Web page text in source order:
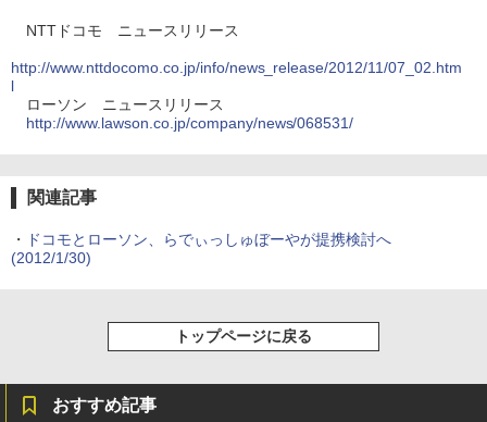
NTTドコモ ニュースリリース
http://www.nttdocomo.co.jp/info/news_release/2012/11/07_02.htm
l
ローソン ニュースリリース
http://www.lawson.co.jp/company/news/068531/
関連記事
・
ドコモとローソン、らでぃっしゅぼーやが提携検討へ
(2012/1/30)
トップページに戻る
おすすめ記事